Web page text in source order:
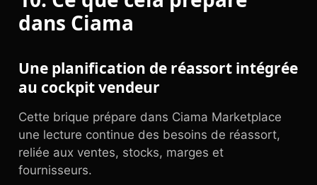
dans Ciama
Une planification de réassort intégrée
au cockpit vendeur
Cette brique prépare dans Ciama Marketplace
une lecture continue des besoins de réassort,
reliée aux ventes, stocks, marges et
fournisseurs.